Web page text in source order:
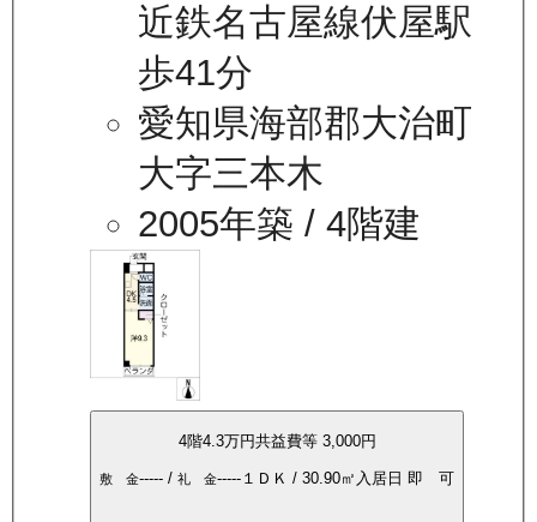
近鉄名古屋線伏屋駅
歩41分
愛知県海部郡大治町
大字三本木
2005年築 / 4階建
4階4.3万円共益費等 3,000円
敷 金----- /礼 金----- １ＤＫ /30.90㎡ 入居日 即 可